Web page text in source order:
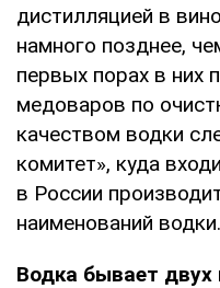
дистилляцией в
намного позднее,
первых порах в них
медоваров по
качеством водки
комитет», куда
в России
наименований водки.
Водка бывает двух